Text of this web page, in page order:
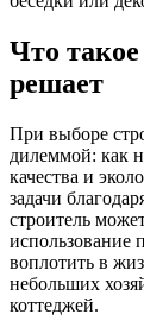
Что
решает
При выборе
дилеммой: как
качества и
задачи
строитель
использование
воплотить в
небольших
коттеджей.